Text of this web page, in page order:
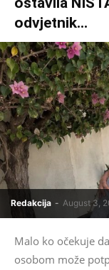
odvjetnik...
Redakcija - August 3,
Malo ko očekuje
osobom može